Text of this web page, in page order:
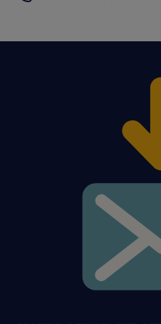
кнопку «Откликнуться»
Агентство занятости -
Данное предложение
предложение /
договор umowa